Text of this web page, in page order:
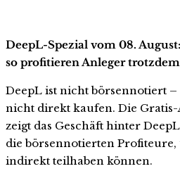
DeepL-Spezial vom 08.
so profitieren Anleger trotzdem
DeepL ist nicht börsennotiert –
nicht direkt kaufen. Die Gratis-
zeigt das Geschäft hinter
die börsennotierten Profiteure,
indirekt teilhaben können.